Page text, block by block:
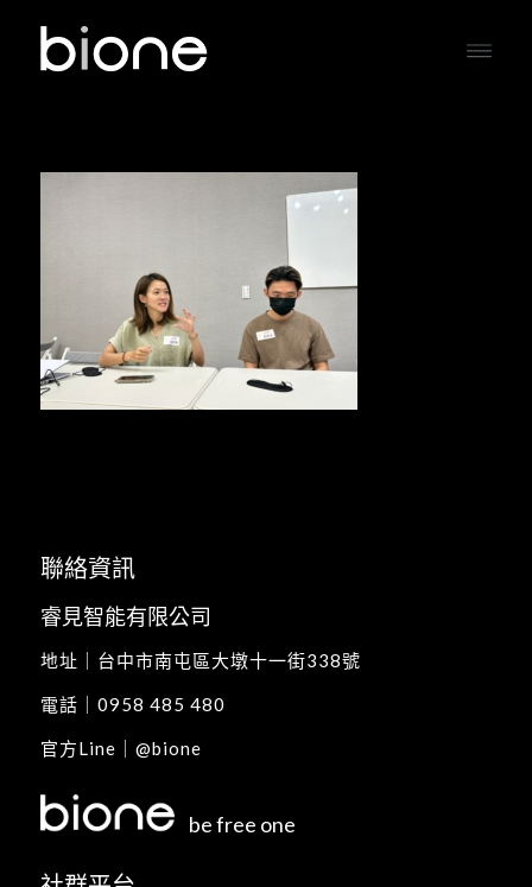
聯絡資訊
睿見智能有限公司
地址｜ 台中市南屯區大墩十一街338號
電話｜ 0958 485 480
官方Line｜ @bione
be free one